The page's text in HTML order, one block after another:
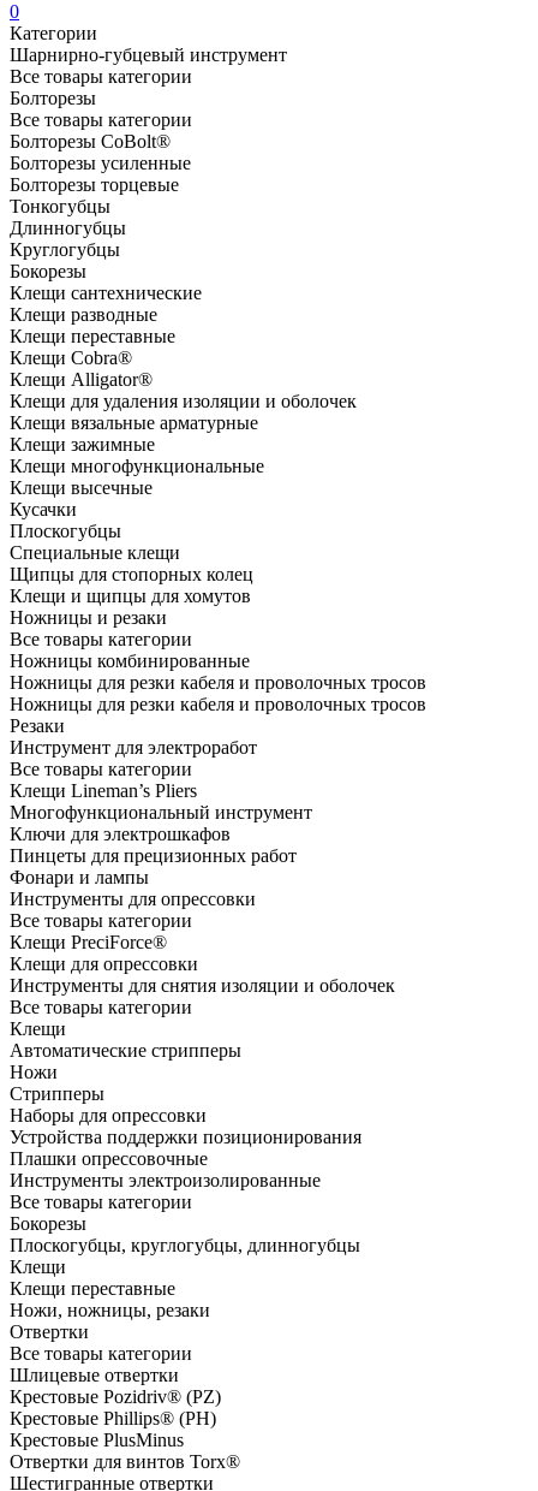
0
Категории
Шарнирно-губцевый инструмент
Все товары категории
Болторезы
Все товары категории
Болторезы CoBolt®
Болторезы усиленные
Болторезы торцевые
Тонкогубцы
Длинногубцы
Круглогубцы
Бокорезы
Клещи сантехнические
Клещи разводные
Клещи переставные
Клещи Cobra®
Клещи Alligator®
Клещи для удаления изоляции и оболочек
Клещи вязальные арматурные
Клещи зажимные
Клещи многофункциональные
Клещи высечные
Кусачки
Плоскогубцы
Специальные клещи
Щипцы для стопорных колец
Клещи и щипцы для хомутов
Ножницы и резаки
Все товары категории
Ножницы комбинированные
Ножницы для резки кабеля и проволочных тросов
Ножницы для резки кабеля и проволочных тросов
Резаки
Инструмент для электроработ
Все товары категории
Клещи Lineman’s Pliers
Многофункциональный инструмент
Ключи для электрошкафов
Пинцеты для прецизионных работ
Фонари и лампы
Инструменты для опрессовки
Все товары категории
Клещи PreciForce®
Клещи для опрессовки
Инструменты для снятия изоляции и оболочек
Все товары категории
Клещи
Автоматические стрипперы
Ножи
Стрипперы
Наборы для опрессовки
Устройства поддержки позиционирования
Плашки опрессовочные
Инструменты электроизолированные
Все товары категории
Бокорезы
Плоскогубцы, круглогубцы, длинногубцы
Клещи
Клещи переставные
Ножи, ножницы, резаки
Отвертки
Все товары категории
Шлицевые отвертки
Крестовые Pozidriv® (PZ)
Крестовые Phillips® (PH)
Крестовые PlusMinus
Отвертки для винтов Torx®
Шестигранные отвертки